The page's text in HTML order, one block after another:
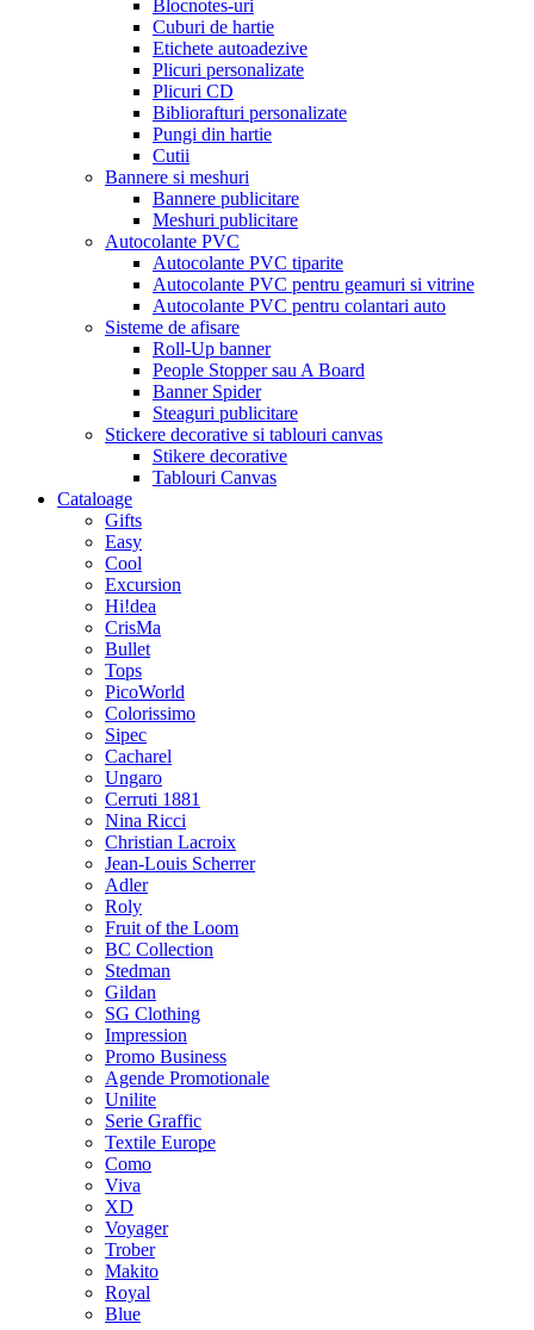
Blocnotes-uri
Cuburi de hartie
Etichete autoadezive
Plicuri personalizate
Plicuri CD
Bibliorafturi personalizate
Pungi din hartie
Cutii
Bannere si meshuri
Bannere publicitare
Meshuri publicitare
Autocolante PVC
Autocolante PVC tiparite
Autocolante PVC pentru geamuri si vitrine
Autocolante PVC pentru colantari auto
Sisteme de afisare
Roll-Up banner
People Stopper sau A Board
Banner Spider
Steaguri publicitare
Stickere decorative si tablouri canvas
Stikere decorative
Tablouri Canvas
Cataloage
Gifts
Easy
Cool
Excursion
Hi!dea
CrisMa
Bullet
Tops
PicoWorld
Colorissimo
Sipec
Cacharel
Ungaro
Cerruti 1881
Nina Ricci
Christian Lacroix
Jean-Louis Scherrer
Adler
Roly
Fruit of the Loom
BC Collection
Stedman
Gildan
SG Clothing
Impression
Promo Business
Agende Promotionale
Unilite
Serie Graffic
Textile Europe
Como
Viva
XD
Voyager
Trober
Makito
Royal
Blue